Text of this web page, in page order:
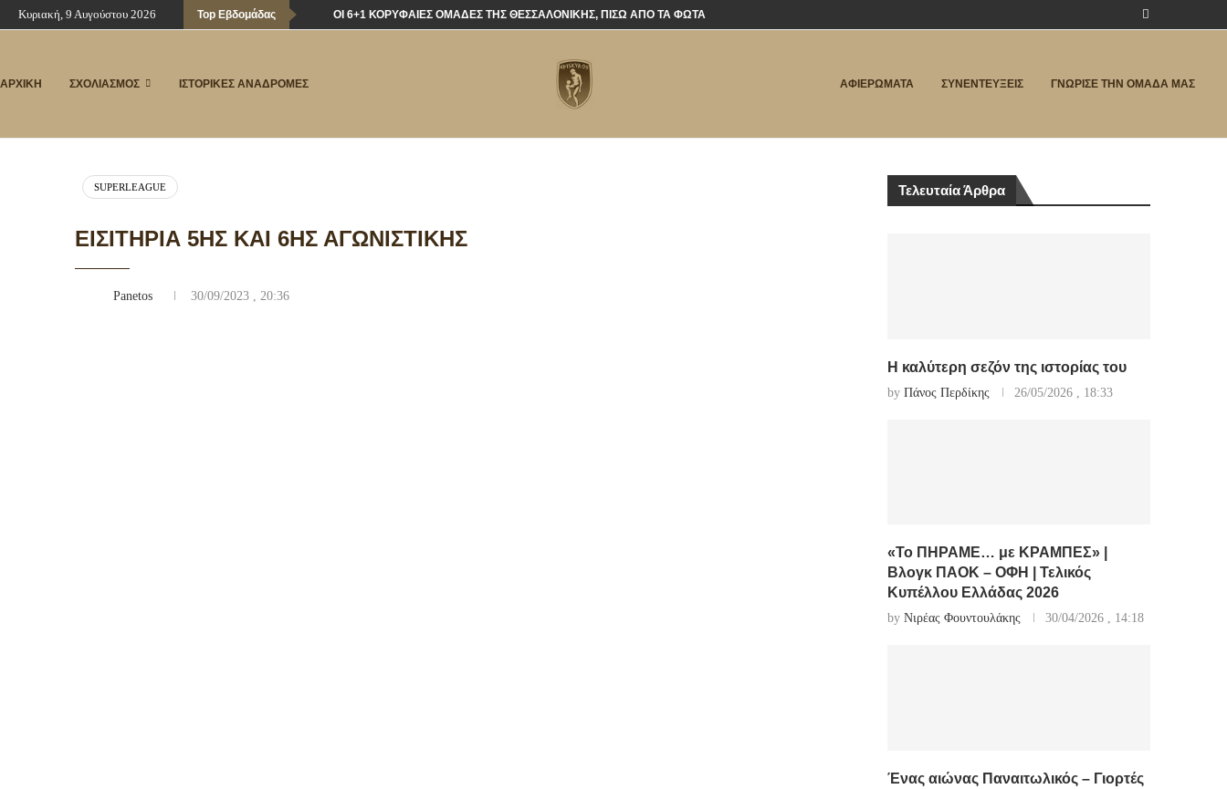
Κυριακή, 9 Αυγούστου 2026 Top Εβδομάδας ΟΙ 6+1 ΚΟΡΥΦΑΊΕΣ ΟΜΆΔΕΣ ΤΗΣ ΘΕΣΣΑΛΟΝΊΚΗΣ, ΠΊΣΩ ΑΠΌ ΤΑ ΦΏΤΑ
ΑΡΧΙΚΗ ΣΧΟΛΙΑΣΜΟΣ ΙΣΤΟΡΙΚΕΣ ΑΝΑΔΡΟΜΕΣ ΑΦΙΕΡΩΜΑΤΑ ΣΥΝΕΝΤΕΥΞΕΙΣ ΓΝΩΡΙΣΕ ΤΗΝ ΟΜΑΔΑ ΜΑΣ
SUPERLEAGUE
ΕΙΣΙΤΉΡΙΑ 5ΗΣ ΚΑΙ 6ΗΣ ΑΓΩΝΙΣΤΙΚΉΣ
Panetos 30/09/2023 , 20:36
Τελευταία Άρθρα
Η καλύτερη σεζόν της ιστορίας του
by Πάνος Περδίκης 26/05/2026 , 18:33
«Το ΠΗΡΑΜΕ… με ΚΡΑΜΠΕΣ» |
Βλογκ ΠΑΟΚ – ΟΦΗ | Τελικός
Κυπέλλου Ελλάδας 2026
by Νιρέας Φουντουλάκης 30/04/2026 , 14:18
Ένας αιώνας Παναιτωλικός – Γιορτές